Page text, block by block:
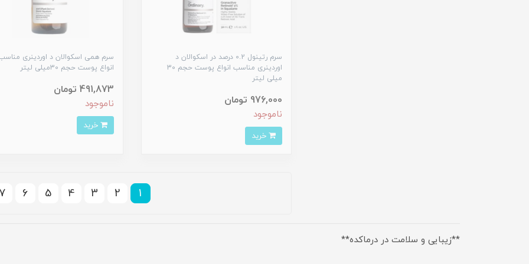
سرم رتینول 0.2 درصد در اسکوالان د
اوردینری مناسب انواع پوست حجم 30
میلی لیتر
976,000 تومان
ناموجود
سرم همی اسکوالان د اوردینری
انواع پوست حجم 30میلی لیتر
491,873 تومان
ناموجود
خرید
1
2
3
4
5
6
**زیبایی و سلامت در درماکده**